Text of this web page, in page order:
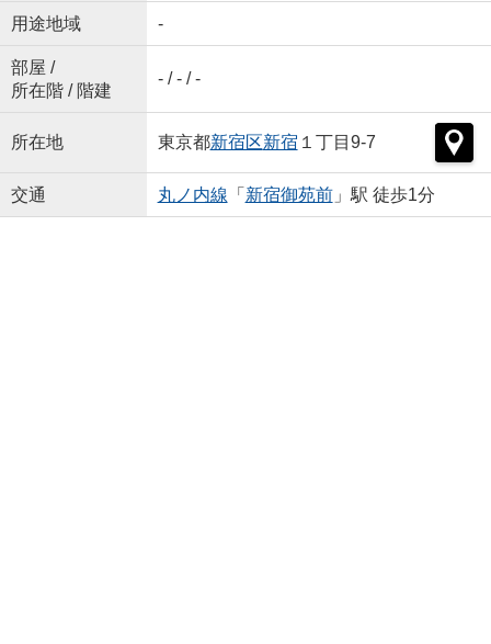
用途地域 -
部屋 /
所在階 / 階建
- / - / -
所在地 東京都新宿区新宿 １丁目9-7
交通 丸ノ内線 「 新宿御苑前」駅 徒歩1分